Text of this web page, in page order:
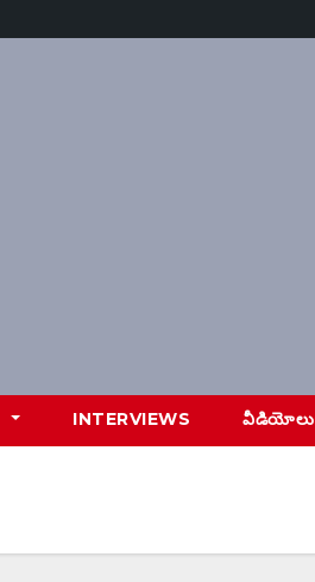
INTERVIEWS వీడియోలు